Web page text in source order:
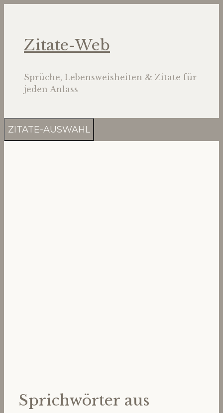
Zitate-Web
Sprüche, Lebensweisheiten & Zitate für
jeden Anlass
ZITATE-AUSWAHL
Sprichwörter aus